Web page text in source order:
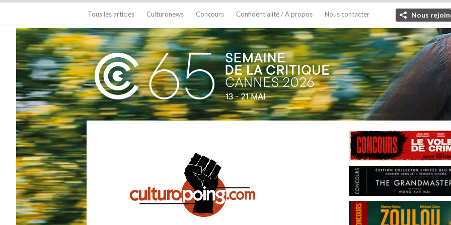
Tous les articles Culturonews Concours Confidentialité / A propos Nous contacter Nous